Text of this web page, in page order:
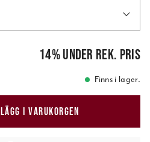
149,95 kr
14%under rek. pris
Finns i lager.
LÄGG I VARUKORGEN